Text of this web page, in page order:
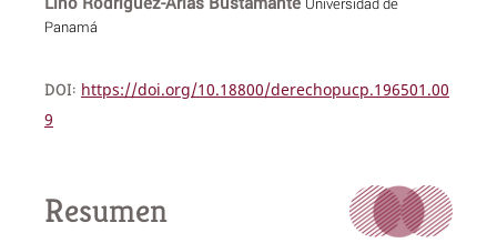
Panamá
DOI: https://doi.org/10.18800/derechopucp.196501.00
9
Resumen